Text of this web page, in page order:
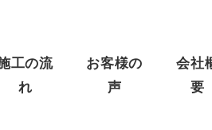
工の流
れ
お客様の
声
会社
要